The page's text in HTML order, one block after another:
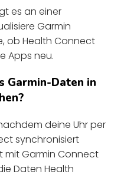
es an einer
Garmin
ob Health Connect
Apps neu.
Garmin-Daten in
deine Uhr per
synchronisiert
mit Garmin Connect
Daten Health